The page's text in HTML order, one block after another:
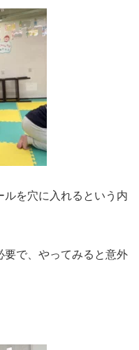
ルを穴に入れるという内
要で、やってみると意外